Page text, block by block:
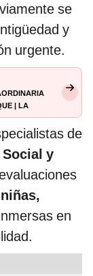
se
y
urgente.
| La
de
y
niñas,
en